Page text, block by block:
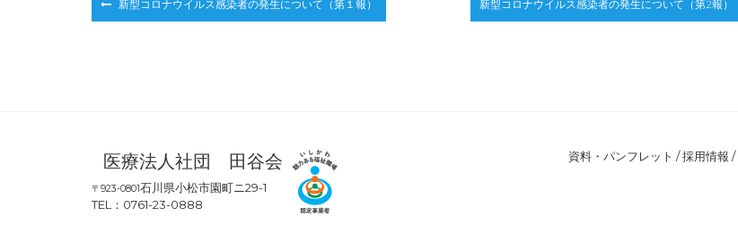
稿
ン
新型コロナウイルス感染者の発生について（第１報） 新型コロナウイルス感染者の発生について（第2報）
医療法人社団 田谷会
〒923-0801石川県小松市園町ニ29-1
TEL：0761-23-0888
資料・パンフレット /採用情報 /